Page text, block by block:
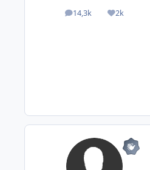
14,3k
posts 2k
Reputação